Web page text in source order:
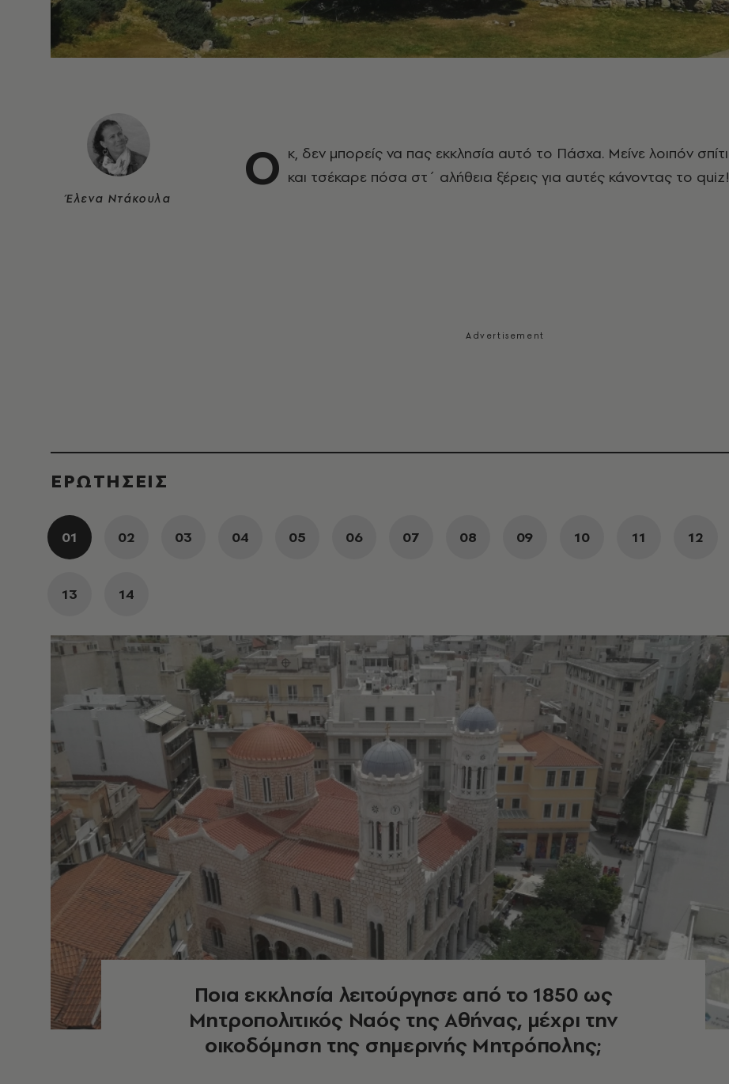
Έλενα Ντάκουλα Ο κ, δεν μπορείς να πας εκκλησία αυτό το Πάσχα. Μείνε λοιπόν σπίτι
και τσέκαρε πόσα στ΄ αλήθεια ξέρεις για αυτές κάνοντας το quiz!
ΕΡΩΤΗΣΕΙΣ
01 02 03 04 05 06 07 08 09 10 11 12
13 14
Ποια εκκλησία λειτούργησε από το 1850 ως
Μητροπολιτικός Ναός της Αθήνας, μέχρι την
οικοδόμηση της σημερινής Μητρόπολης;